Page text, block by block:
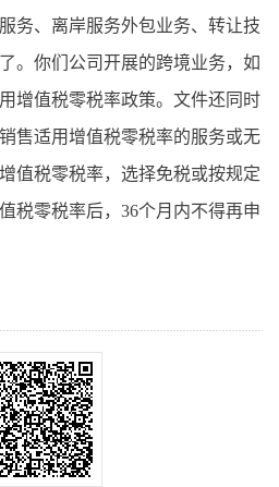
务、离岸服务外包业务、转让技
。你们公司开展的跨境业务，如
增值税零税率政策。文件还同时
售适用增值税零税率的服务或无
值税零税率，选择免税或按规定
税零税率后，36个月内不得再申